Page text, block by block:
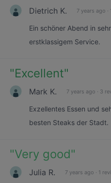
Dietrich K. 7 years ago ·
Ein schöner Abend in
erstklassigem Service.
"Excellent"
Mark K. 7 years ago · 3
Exzellentes Essen und
besten Steaks der Stadt.
"Very good"
Julia R. 7 years ago · 1